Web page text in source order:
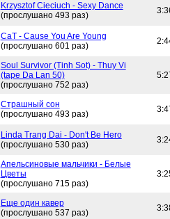
Krzysztof Cieciuch - Sexy Dance
(прослушано 493 раз)
CaT - Cause You Are Young
(прослушано 601 раз)
Soul Survivor (Tinh Sot) - Thuy Vi
(tape Da Lan 50)
(прослушано 752 раз)
Страшный сон
(прослушано 493 раз)
Linda Trang Dai - Don't Be Hero
(прослушано 530 раз)
Апельсиновые мальчики - Белые
Цветы
(прослушано 715 раз)
Еще один кавер
(прослушано 537 раз)